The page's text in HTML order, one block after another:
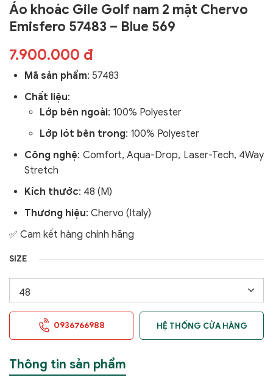
Áo khoác Gile Golf nam 2 mặt Chervo
Emisfero 57483 – Blue 569
7.900.000 đ
Mã sản phẩm: 57483
Chất liệu:
Lớp bên ngoài: 100% Polyester
Lớp lót bên trong: 100% Polyester
Công nghệ: Comfort, Aqua-Drop, Laser-Tech, 4Way
Stretch
Kích thước: 48 (M)
Thương hiệu: Chervo (Italy)
✅ Cam kết hàng chính hãng
SIZE
0936766988 HỆ THỐNG CỬA HÀNG
Thông tin sản phẩm